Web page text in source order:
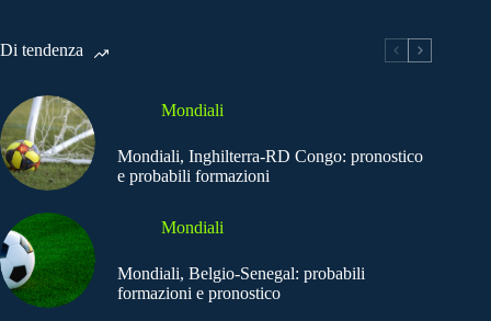
Di tendenza
Mondiali
Mondiali, Inghilterra-RD Congo: pronostico
e probabili formazioni
Mondiali
Mondiali, Belgio-Senegal: probabili
formazioni e pronostico